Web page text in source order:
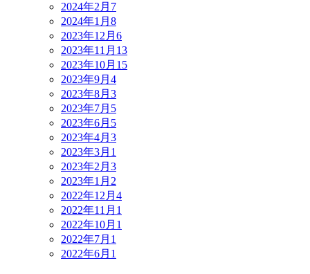
2024年2月 7
2024年1月 8
2023年12月 6
2023年11月 13
2023年10月 15
2023年9月 4
2023年8月 3
2023年7月 5
2023年6月 5
2023年4月 3
2023年3月 1
2023年2月 3
2023年1月 2
2022年12月 4
2022年11月 1
2022年10月 1
2022年7月 1
2022年6月 1